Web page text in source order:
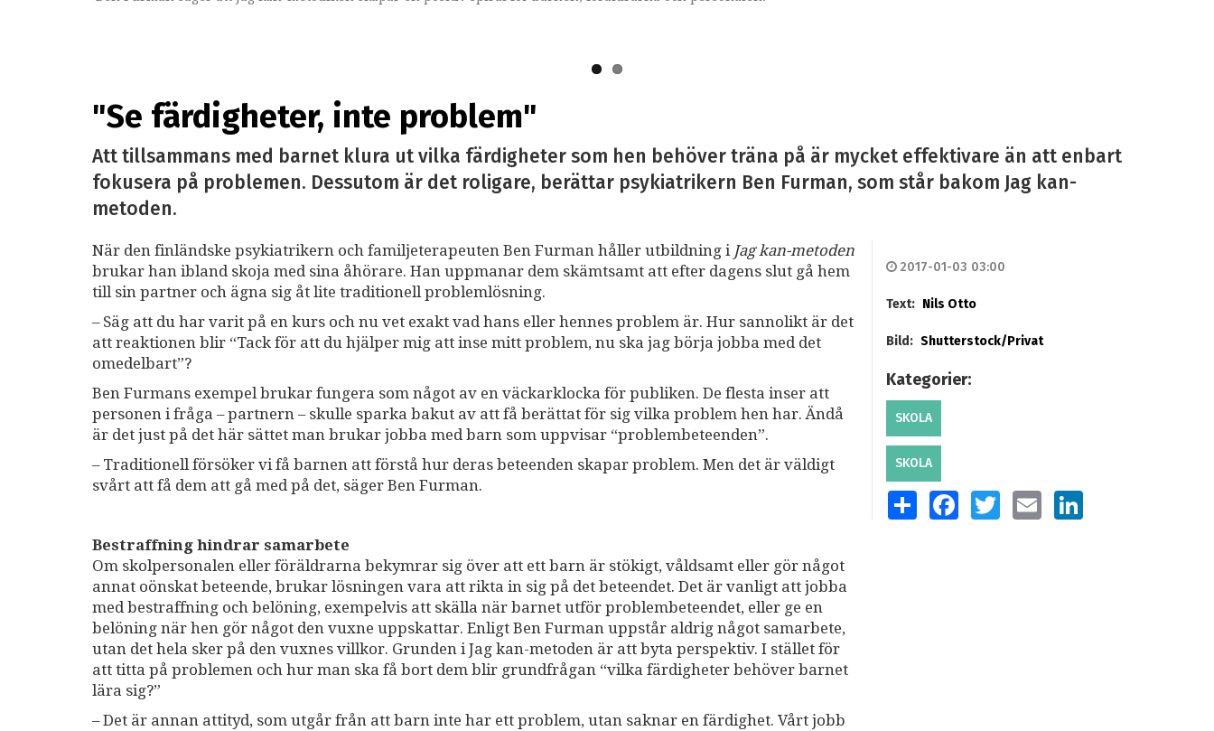
"Se färdigheter, inte problem"
Att tillsammans med barnet klura ut vilka färdigheter som hen behöver träna på är mycket effektivare än att enbart
fokusera på problemen. Dessutom är det roligare, berättar psykiatrikern Ben Furman, som står bakom Jag kan-
metoden.
När den finländske psykiatrikern och familjeterapeuten Ben Furman håller utbildning i Jag kan-metoden
brukar han ibland skoja med sina åhörare. Han uppmanar dem skämtsamt att efter dagens slut gå hem
till sin partner och ägna sig åt lite traditionell problemlösning.
– Säg att du har varit på en kurs och nu vet exakt vad hans eller hennes problem är. Hur sannolikt är det
att reaktionen blir “Tack för att du hjälper mig att inse mitt problem, nu ska jag börja jobba med det
omedelbart”?
Ben Furmans exempel brukar fungera som något av en väckarklocka för publiken. De flesta inser att
personen i fråga – partnern – skulle sparka bakut av att få berättat för sig vilka problem hen har. Ändå
är det just på det här sättet man brukar jobba med barn som uppvisar “problembeteenden”.
– Traditionell försöker vi få barnen att förstå hur deras beteenden skapar problem. Men det är väldigt
svårt att få dem att gå med på det, säger Ben Furman.
Bestraffning hindrar samarbete
Om skolpersonalen eller föräldrarna bekymrar sig över att ett barn är stökigt, våldsamt eller gör något
annat oönskat beteende, brukar lösningen vara att rikta in sig på det beteendet. Det är vanligt att jobba
med bestraffning och belöning, exempelvis att skälla när barnet utför problembeteendet, eller ge en
belöning när hen gör något den vuxne uppskattar. Enligt Ben Furman uppstår aldrig något samarbete,
utan det hela sker på den vuxnes villkor. Grunden i Jag kan-metoden är att byta perspektiv. I stället för
att titta på problemen och hur man ska få bort dem blir grundfrågan “vilka färdigheter behöver barnet
lära sig?”
– Det är annan attityd, som utgår från att barn inte har ett problem, utan saknar en färdighet. Vårt jobb
2017-01-03 03:00
Text: Nils Otto
Bild: Shutterstock/Privat
Kategorier:
SKOLA
SKOLA
SHARE FACEBOOKTWITTEREMAIL LINKEDIN